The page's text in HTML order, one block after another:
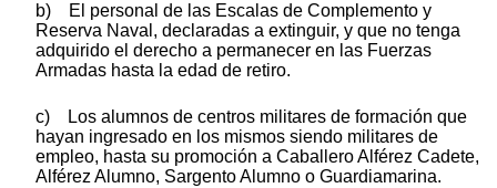
b) El personal de las Escalas de Complemento y
Reserva Naval, declaradas a extinguir, y que no tenga
adquirido el derecho a permanecer en las Fuerzas
Armadas hasta la edad de retiro.
c) Los alumnos de centros militares de formación que
hayan ingresado en los mismos siendo militares de
empleo, hasta su promoción a Caballero Alférez Cadete,
Alférez Alumno, Sargento Alumno o Guardiamarina.